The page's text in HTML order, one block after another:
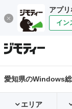
アプ
イン
愛知県のWindows
エリア